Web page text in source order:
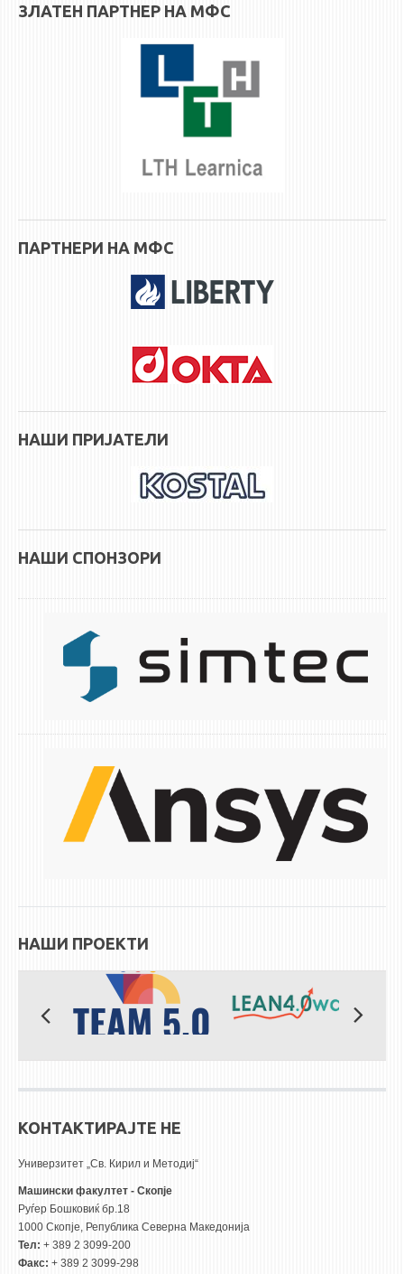
ЗЛАТЕН ПАРТНЕР НА МФС
ПАРТНЕРИ НА МФС
НАШИ ПРИЈАТЕЛИ
НАШИ СПОНЗОРИ
НАШИ ПРОЕКТИ
КОНТАКТИРАЈТЕ НЕ
Универзитет „Св. Кирил и Методиј“
Машински факултет - Скопје
Руѓер Бошковиќ бр.18
1000 Скопје, Република Северна Македонија
Тел: + 389 2 3099-200
Факс: + 389 2 3099-298